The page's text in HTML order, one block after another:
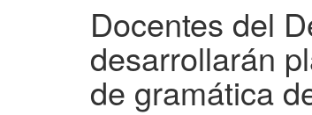
Docentes del
desarrollarán
de gramática